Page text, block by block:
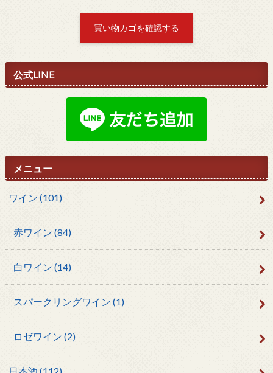
買い物カゴを確認する
公式LINE
メニュー
ワイン (101)
赤ワイン (84)
白ワイン (14)
スパークリングワイン (1)
ロゼワイン (2)